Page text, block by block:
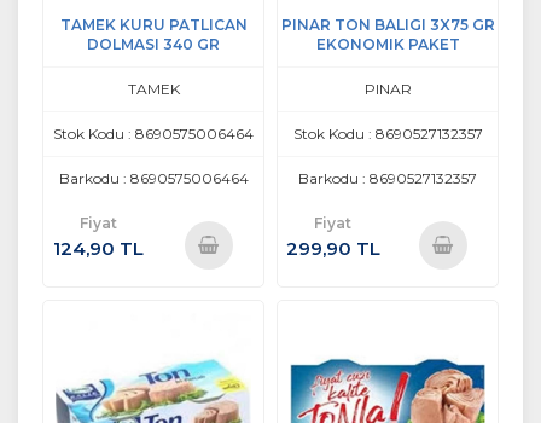
TAMEK KURU PATLICAN
DOLMASI 340 GR
TAMEK
Stok Kodu : 8690575006464
Barkodu : 8690575006464
Fiyat
124,90 TL
PINAR TON BALIGI 3X75 GR
EKONOMIK PAKET
PINAR
Stok Kodu : 8690527132357
Barkodu : 8690527132357
Fiyat
299,90 TL